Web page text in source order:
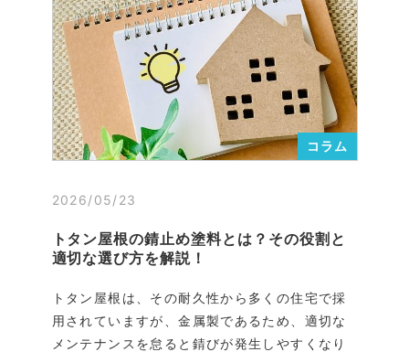
コラム
2026/05/23
トタン屋根の錆止め塗料とは？その役割と
適切な選び方を解説！
トタン屋根は、その耐久性から多くの住宅で採
用されていますが、金属製であるため、適切な
メンテナンスを怠ると錆びが発生しやすくなり